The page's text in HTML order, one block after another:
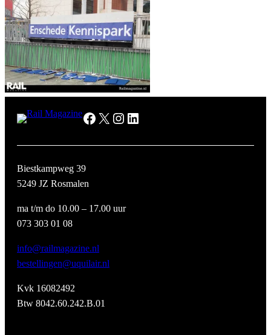
Facebook X Instagram LinkedIn
Biestkampweg 39
5249 JZ Rosmalen
ma t/m do 10.00 – 17.00 uur
073 303 01 08
info@railmagazine.nl
bestellingen@uquilair.nl
Kvk 16082492
Btw 8042.60.242.B.01